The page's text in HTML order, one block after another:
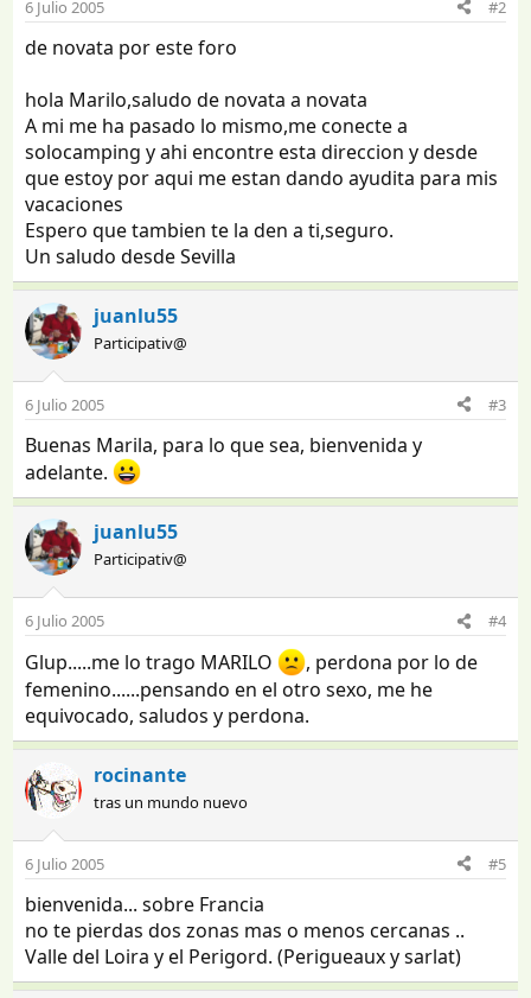
6 Julio 2005 #2
de novata por este foro
hola Marilo,saludo de novata a novata
A mi me ha pasado lo mismo,me conecte a
solocamping y ahi encontre esta direccion y desde
que estoy por aqui me estan dando ayudita para mis
vacaciones
Espero que tambien te la den a ti,seguro.
Un saludo desde Sevilla
juanlu55
Participativ@
6 Julio 2005 #3
Buenas Marila, para lo que sea, bienvenida y
adelante.
juanlu55
Participativ@
6 Julio 2005 #4
Glup.....me lo trago MARILO
, perdona por lo de
femenino......pensando en el otro sexo, me he
equivocado, saludos y perdona.
rocinante
tras un mundo nuevo
6 Julio 2005 #5
bienvenida... sobre Francia
no te pierdas dos zonas mas o menos cercanas ..
Valle del Loira y el Perigord. (Perigueaux y sarlat)